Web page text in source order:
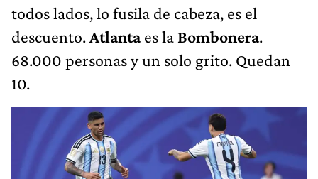
todos lados, lo fusila de cabeza, es el
descuento.Atlantaes la Bombonera.
68.000 personas y un solo grito. Quedan
10.